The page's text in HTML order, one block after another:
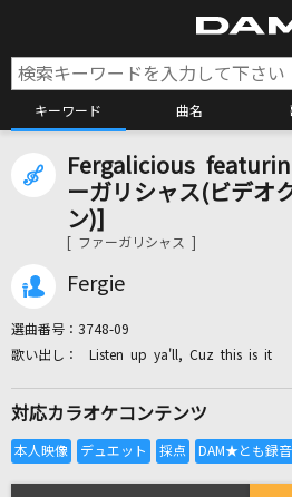
キーワード 曲名
カラオケ検
カラオケ店舗
リアルタイムで歌われ
Fergalicious
ーガリシャス(ビデオ
ン)]
[ ファーガリシャス ]
Fergie
選曲番号： 3748-09
Listen up ya'll, Cuz this is it
対応カラオケコンテンツ